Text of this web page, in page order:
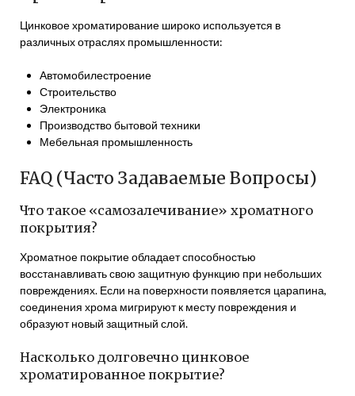
Цинковое хроматирование широко используется в
различных отраслях промышленности:
Автомобилестроение
Строительство
Электроника
Производство бытовой техники
Мебельная промышленность
FAQ (Часто Задаваемые Вопросы)
Что такое «самозалечивание» хроматного
покрытия?
Хроматное покрытие обладает способностью
восстанавливать свою защитную функцию при небольших
повреждениях. Если на поверхности появляется царапина,
соединения хрома мигрируют к месту повреждения и
образуют новый защитный слой.
Насколько долговечно цинковое
хроматированное покрытие?